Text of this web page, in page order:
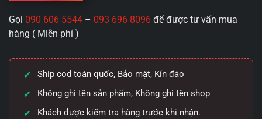
chế
độ
ngẫu
nhiên
số
lượng
Gọi 090 606 5544 – 093 696 8096 để được tư vấn mua
hàng ( Miễn phí )
Ship cod toàn quốc, Bảo mật, Kín đáo
Không ghi tên sản phẩm, Không ghi tên shop
Khách được kiểm tra hàng trước khi nhận.